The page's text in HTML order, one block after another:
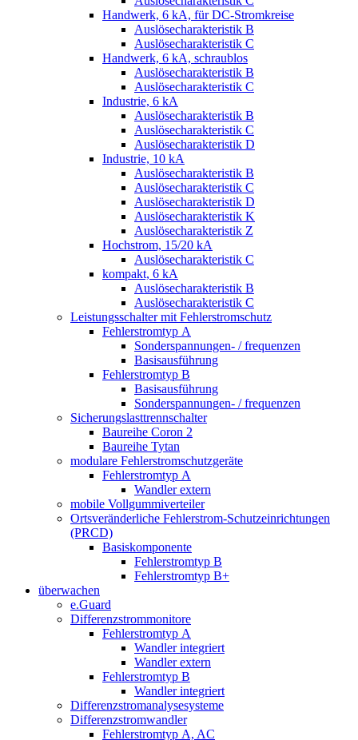
Handwerk, 6 kA, für DC-Stromkreise
Auslösecharakteristik B
Auslösecharakteristik C
Handwerk, 6 kA, schraublos
Auslösecharakteristik B
Auslösecharakteristik C
Industrie, 6 kA
Auslösecharakteristik B
Auslösecharakteristik C
Auslösecharakteristik D
Industrie, 10 kA
Auslösecharakteristik B
Auslösecharakteristik C
Auslösecharakteristik D
Auslösecharakteristik K
Auslösecharakteristik Z
Hochstrom, 15/20 kA
Auslösecharakteristik C
kompakt, 6 kA
Auslösecharakteristik B
Auslösecharakteristik C
Leistungsschalter mit Fehlerstromschutz
Fehlerstromtyp A
Sonderspannungen- / frequenzen
Basisausführung
Fehlerstromtyp B
Basisausführung
Sonderspannungen- / frequenzen
Sicherungslasttrennschalter
Baureihe Coron 2
Baureihe Tytan
modulare Fehlerstromschutzgeräte
Fehlerstromtyp A
Wandler extern
mobile Vollgummiverteiler
Ortsveränderliche Fehlerstrom-Schutzeinrichtungen
(PRCD)
Basiskomponente
Fehlerstromtyp B
Fehlerstromtyp B+
überwachen
e.Guard
Differenzstrommonitore
Fehlerstromtyp A
Wandler integriert
Wandler extern
Fehlerstromtyp B
Wandler integriert
Differenzstromanalysesysteme
Differenzstromwandler
Fehlerstromtyp A, AC